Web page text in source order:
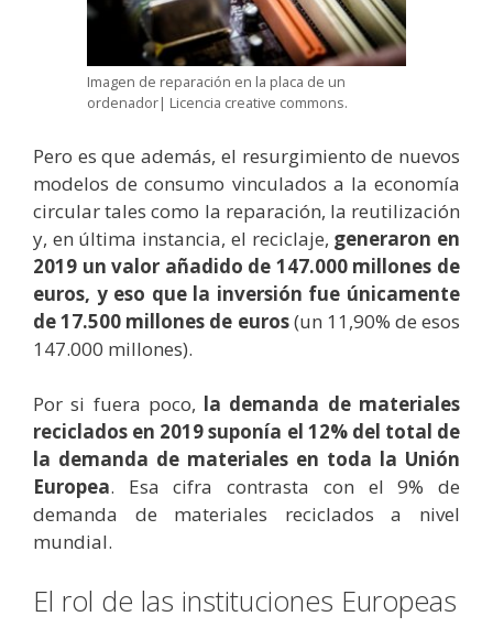
Imagen de reparación en la placa de un
ordenador| Licencia creative commons.
Pero es que además, el resurgimiento de nuevos
modelos de consumo vinculados a la economía
circular tales como la reparación, la reutilización
y, en última instancia, el reciclaje, generaron en
2019 un valor añadido de 147.000 millones de
euros, y eso que la inversión fue únicamente
de 17.500 millones de euros(un 11,90% de esos
147.000 millones).
Por si fuera poco, la demanda de materiales
reciclados en 2019 suponía el 12% del total de
la demanda de materiales en toda la Unión
Europea. Esa cifra contrasta con el 9% de
demanda de materiales reciclados a nivel
mundial.
El rol de las instituciones Europeas